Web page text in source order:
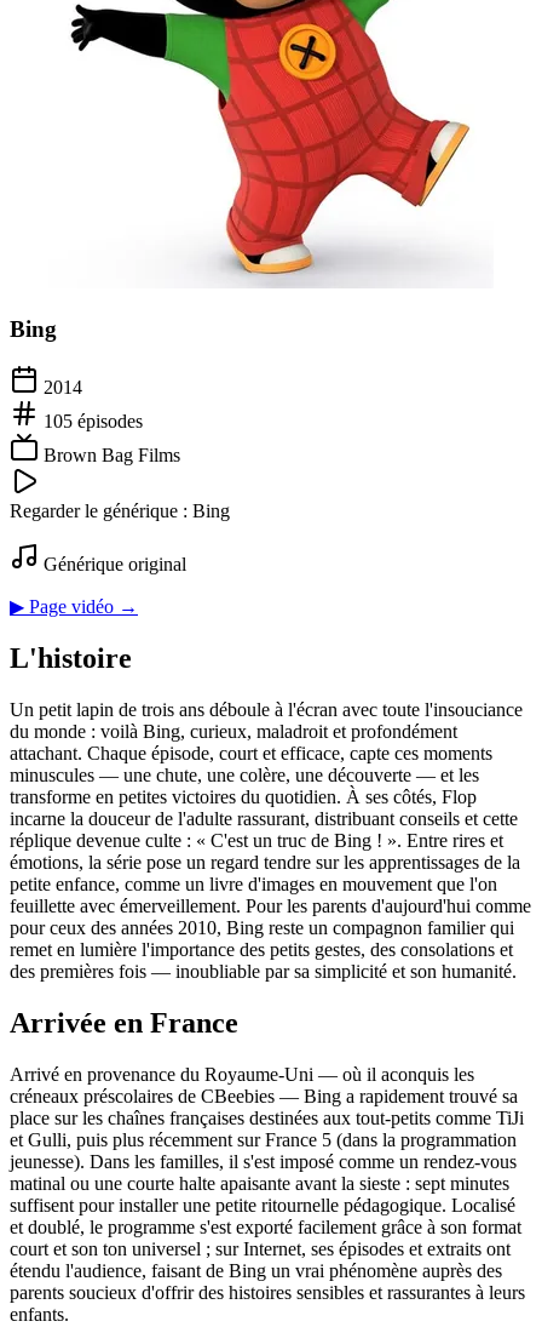
Bing
2014
105 épisodes
Brown Bag Films
Regarder le générique : Bing
Générique original
▶ Page vidéo →
L'histoire
Un petit lapin de trois ans déboule à l'écran avec toute l'insouciance
du monde : voilà Bing, curieux, maladroit et profondément
attachant. Chaque épisode, court et efficace, capte ces moments
minuscules — une chute, une colère, une découverte — et les
transforme en petites victoires du quotidien. À ses côtés, Flop
incarne la douceur de l'adulte rassurant, distribuant conseils et cette
réplique devenue culte : « C'est un truc de Bing ! ». Entre rires et
émotions, la série pose un regard tendre sur les apprentissages de la
petite enfance, comme un livre d'images en mouvement que l'on
feuillette avec émerveillement. Pour les parents d'aujourd'hui comme
pour ceux des années 2010, Bing reste un compagnon familier qui
remet en lumière l'importance des petits gestes, des consolations et
des premières fois — inoubliable par sa simplicité et son humanité.
Arrivée en France
Arrivé en provenance du Royaume‑Uni — où il aconquis les
créneaux préscolaires de CBeebies — Bing a rapidement trouvé sa
place sur les chaînes françaises destinées aux tout‑petits comme TiJi
et Gulli, puis plus récemment sur France 5 (dans la programmation
jeunesse). Dans les familles, il s'est imposé comme un rendez‑vous
matinal ou une courte halte apaisante avant la sieste : sept minutes
suffisent pour installer une petite ritournelle pédagogique. Localisé
et doublé, le programme s'est exporté facilement grâce à son format
court et son ton universel ; sur Internet, ses épisodes et extraits ont
étendu l'audience, faisant de Bing un vrai phénomène auprès des
parents soucieux d'offrir des histoires sensibles et rassurantes à leurs
enfants.